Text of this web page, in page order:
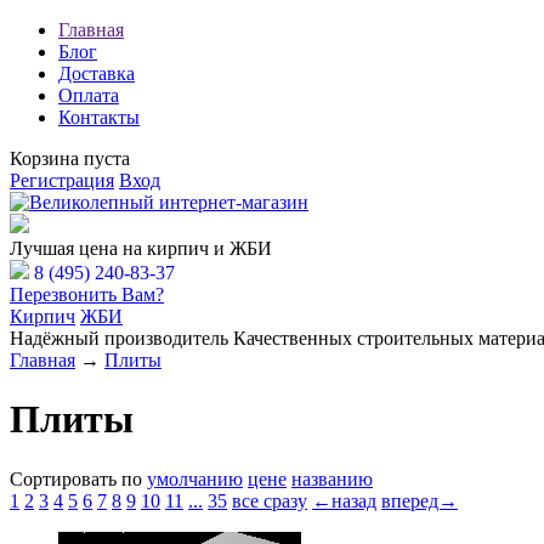
Главная
Блог
Доставка
Оплата
Контакты
Корзина пуста
Регистрация Вход
Лучшая цена на кирпич и ЖБИ
8 (495) 240-83-37
Перезвонить Вам?
Кирпич ЖБИ
Надёжный производитель Качественных строительных
Главная → Плиты
Плиты
Сортировать по умолчанию цене названию
1 2 3 4 5 6 7 8 9 10 11 ... 35 все сразу ←назад вперед→